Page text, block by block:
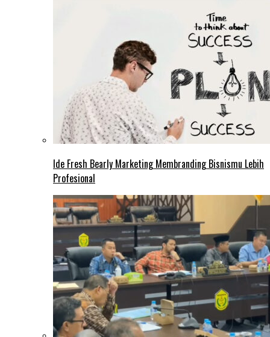
Ide Fresh Bearly Marketing Membranding Bisnismu Lebih
Profesional